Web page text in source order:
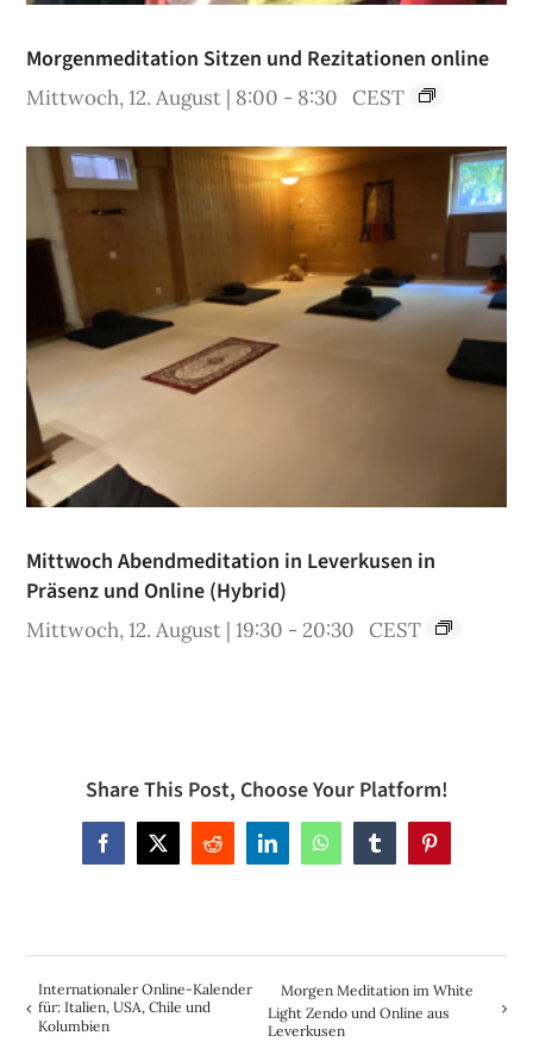
Morgenmeditation Sitzen und Rezitationen online
Mittwoch, 12. August | 8:00 - 8:30 CEST
Mittwoch Abendmeditation in Leverkusen in
Präsenz und Online (Hybrid)
Mittwoch, 12. August | 19:30 -20:30 CEST
Share This Post, Choose Your Platform!
Facebook
X Reddit LinkedInWhatsAppTumblrPinterest
Internationaler Online-Kalender
für: Italien, USA, Chile und
Kolumbien
Morgen Meditation im White
Light Zendo und Online aus
Leverkusen